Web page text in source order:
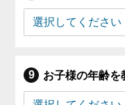
お子様の年齢を